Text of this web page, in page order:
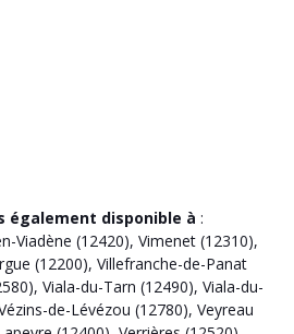
également disponible à :
Viadène (12420), Vimenet (12310),
(12200), Villefranche-de-Panat
, Viala-du-Tarn (12490), Viala-du-
de-Lévézou (12780), Veyreau